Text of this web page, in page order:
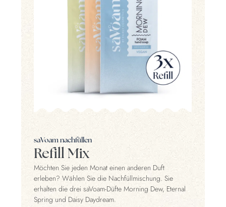
saVoam nachfüllen
Refill Mix
Möchten Sie jeden Monat einen anderen Duft
erleben? Wählen Sie die Nachfüllmischung. Sie
erhalten die drei saVoam-Düfte Morning Dew, Eternal
Spring und Daisy Daydream.